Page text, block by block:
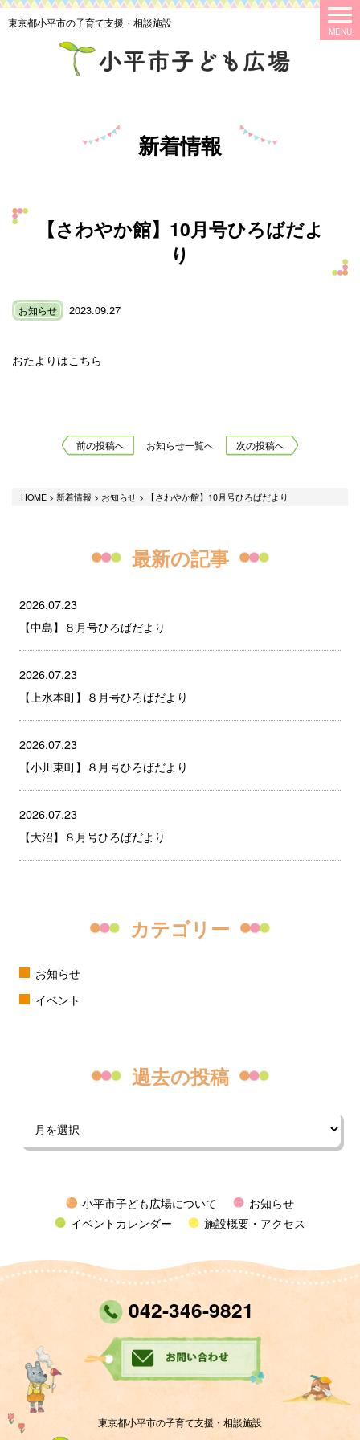
東京都小平市の子育て支援・相談施設
新着情報
【さわやか館】10月号ひろばだよ
り
お知らせ 2023.09.27
おたよりはこちら
前の投稿へ お知らせ一覧へ 次の投稿へ
HOME> 新着情報 > お知らせ> 【さわやか館】10月号ひろばだより
最新の記事
2026.07.23
【中島】８月号ひろばだより
2026.07.23
【上水本町】８月号ひろばだより
2026.07.23
【小川東町】８月号ひろばだより
2026.07.23
【大沼】８月号ひろばだより
カテゴリー
お知らせ
イベント
過去の投稿
小平市子ども広場について
お知らせ
イベントカレンダー
施設概要・アクセス
042-346-9821
東京都小平市の子育て支援・相談施設